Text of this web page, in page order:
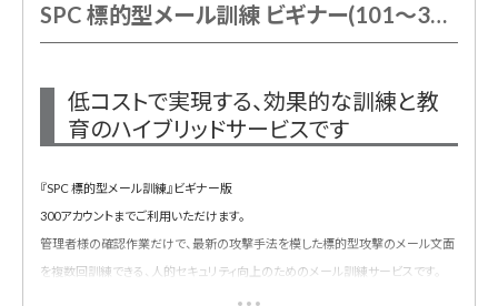
SPC 標的型メール訓練 ビギナー(101～300AC以下)
低コストで実現する、効果的な訓練と教
育のハイブリッドサービスです
『SPC 標的型メール訓練』ビギナー版
300アカウントまでご利用いただけます。
管理者様の確認作業だけで、最新の攻撃手法を模した標的型攻撃のメール文面
を複数回訓練できる、人的セキュリティ向上のためのメール訓練サービスです。